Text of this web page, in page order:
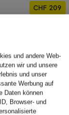
CHF 209
und andere Web-
wir und unsere
und unser
Werbung auf
Daten können
Browser- und